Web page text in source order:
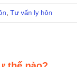
Tư vấn ly hôn